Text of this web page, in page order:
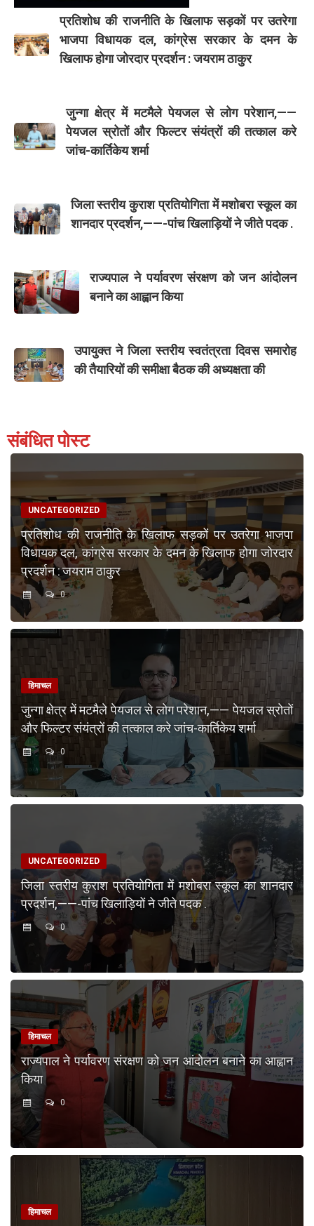
प्रतिशोध की राजनीति के खिलाफ सड़कों पर उतरेगा
भाजपा विधायक दल, कांग्रेस सरकार के दमन के
खिलाफ होगा जोरदार प्रदर्शन : जयराम ठाकुर
जुन्गा क्षेत्र में मटमैले पेयजल से लोग परेशान,——
पेयजल स्रोतों और फिल्टर संयंत्रों की तत्काल करे
जांच-कार्तिकेय शर्मा
जिला स्तरीय कुराश प्रतियोगिता में मशोबरा स्कूल का
शानदार प्रदर्शन,——-पांच खिलाड़ियों ने जीते पदक .
राज्यपाल ने पर्यावरण संरक्षण को जन आंदोलन
बनाने का आह्वान किया
उपायुक्त ने जिला स्तरीय स्वतंत्रता दिवस समारोह
की तैयारियों की समीक्षा बैठक की अध्यक्षता की
संबंधित पोस्ट
UNCATEGORIZED
प्रतिशोध की राजनीति के खिलाफ सड़कों पर उतरेगा भाजपा
विधायक दल, कांग्रेस सरकार के दमन के खिलाफ होगा जोरदार
प्रदर्शन : जयराम ठाकुर
0
हिमाचल
जुन्गा क्षेत्र में मटमैले पेयजल से लोग परेशान,—— पेयजल स्रोतों
और फिल्टर संयंत्रों की तत्काल करे जांच-कार्तिकेय शर्मा
0
UNCATEGORIZED
जिला स्तरीय कुराश प्रतियोगिता में मशोबरा स्कूल का शानदार
प्रदर्शन,——-पांच खिलाड़ियों ने जीते पदक .
0
हिमाचल
राज्यपाल ने पर्यावरण संरक्षण को जन आंदोलन बनाने का आह्वान
किया
0
हिमाचल